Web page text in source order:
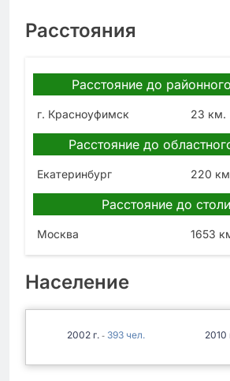
Расстояния
Расстояние до
г. Красноуфимск 23 км.
Расстояние до
Екатеринбург 220
Расстояние до
Москва 1653
Население
2002 - 393 2010